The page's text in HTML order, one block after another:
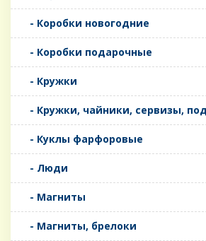
- Коробки новогодние
- Коробки подарочные
- Кружки
- Кружки, чайники, сервизы,
- Куклы фарфоровые
- Люди
- Магниты
- Магниты, брелоки